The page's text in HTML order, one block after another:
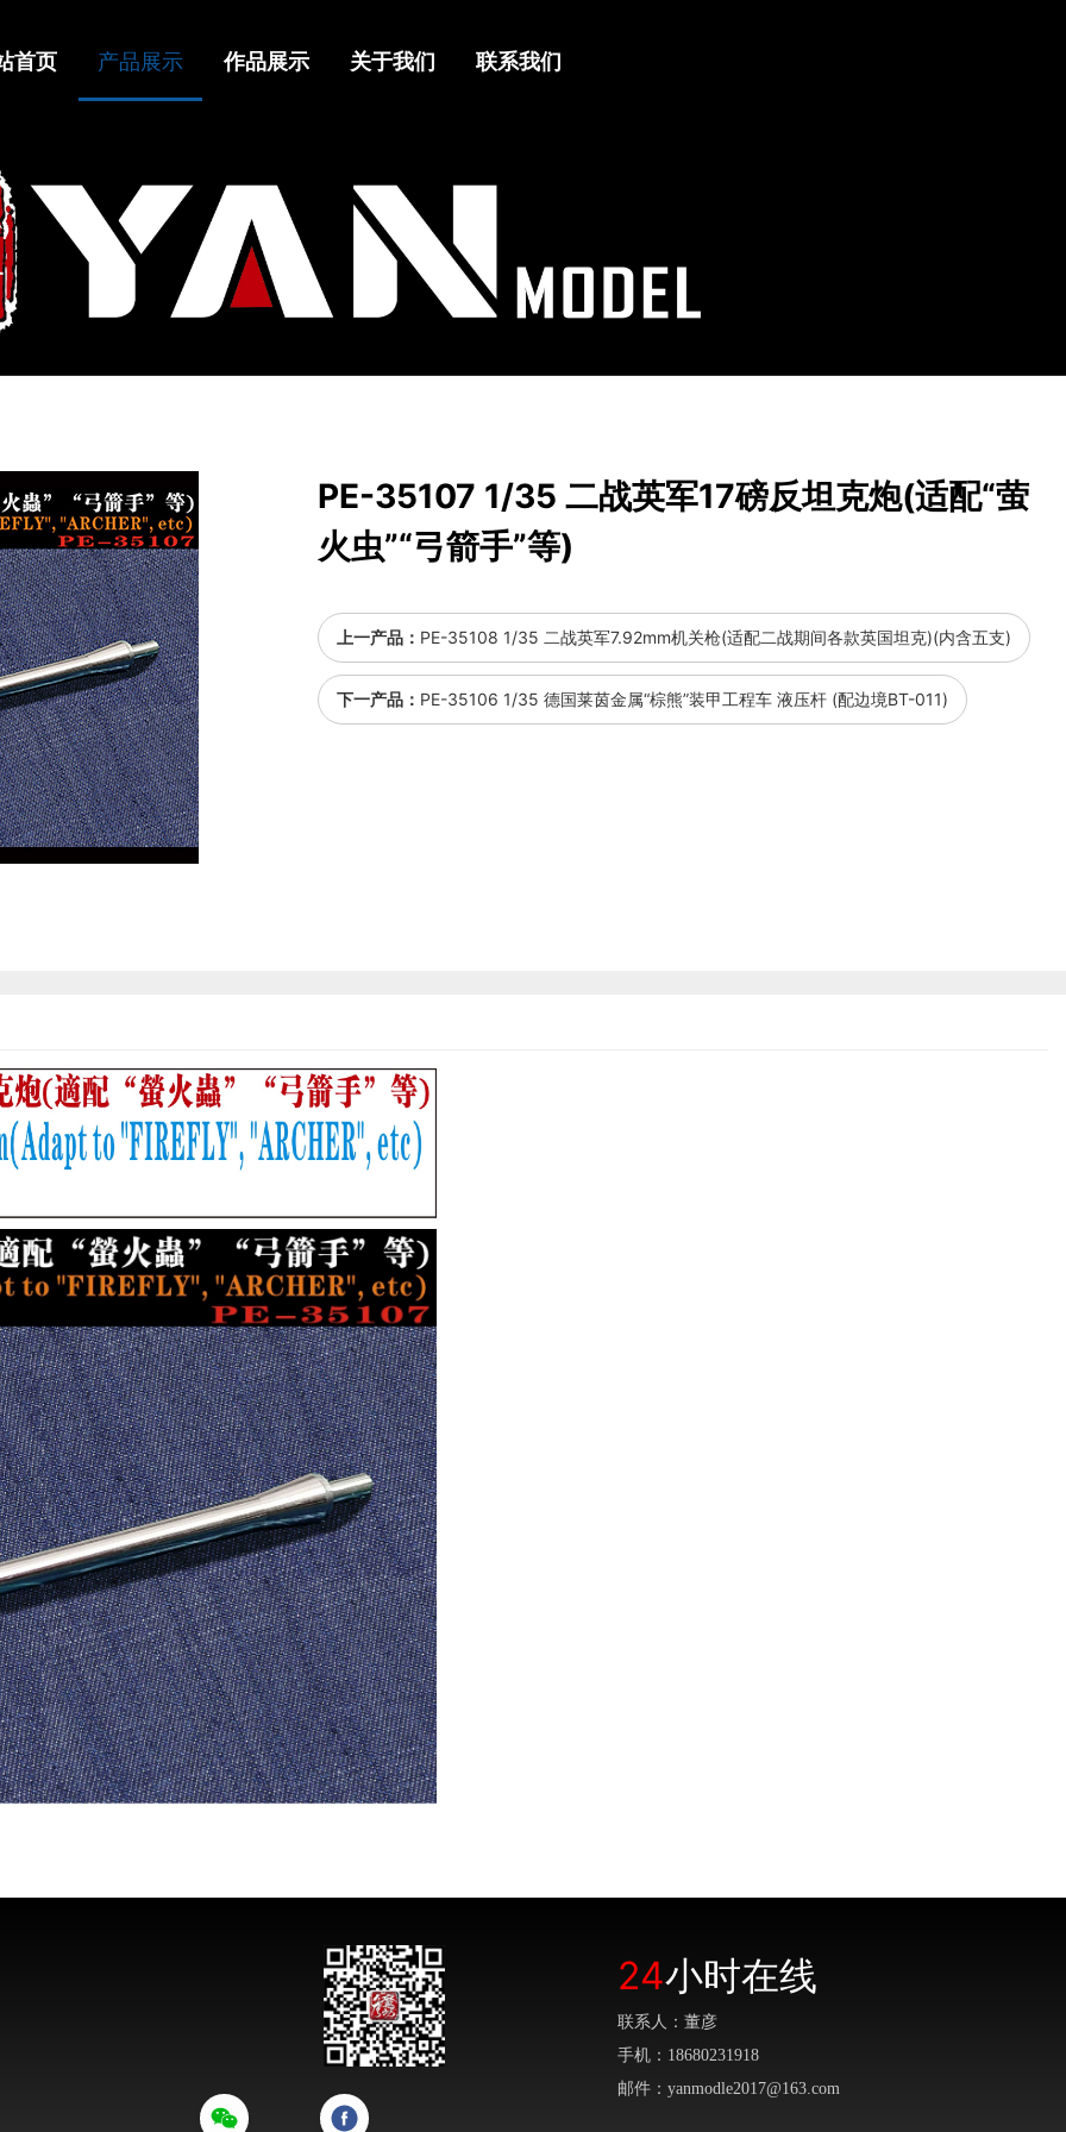
首页 产品展示 作品展示 关于我们 联系我们
PE-35107 1/35 二战英军17磅反坦克炮(适配“萤
火虫”“弓箭手”等)
上一产品： PE-35108 1/35 二战英军7.92mm机关枪(适配二战期间各款英国坦克)(内含五支)
下一产品： PE-35106 1/35 德国莱茵金属“棕熊”装甲工程车 液压杆 (配边境BT-011)
24小时在线
联系人：董彦
手机：18680231918
邮件：yanmodle2017@163.com